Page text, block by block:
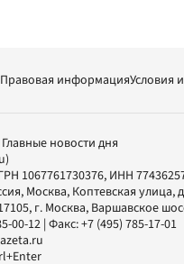
Правовая информацияУсловия
новости дня
1067761730376, ИНН
Москва, Коптевская улица,
, г. Москва, Варшавское
00-12 | Факс:+7 (495) 785-17-01